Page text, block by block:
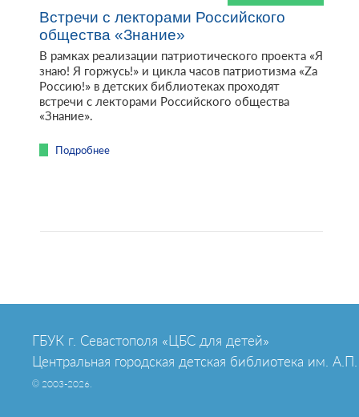
Встречи с лекторами Российского
общества «Знание»
В рамках реализации патриотического проекта «Я
знаю! Я горжусь!» и цикла часов патриотизма «Zа
Россию!» в детских библиотеках проходят
встречи с лекторами Российского общества
«Знание».
Подробнее
ГБУК г. Севастополя «ЦБС для детей»
Центральная городская детская библиотека им. А.П.
© 2003-2026.